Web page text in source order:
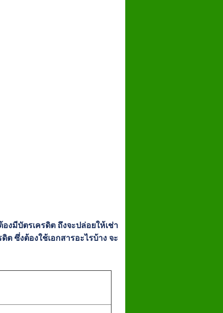
งมีบัตรเครดิต ถึงจะปล่อยให้เช่า
ต ซึ่งต้องใช้เอกสารอะไรบ้าง จะ